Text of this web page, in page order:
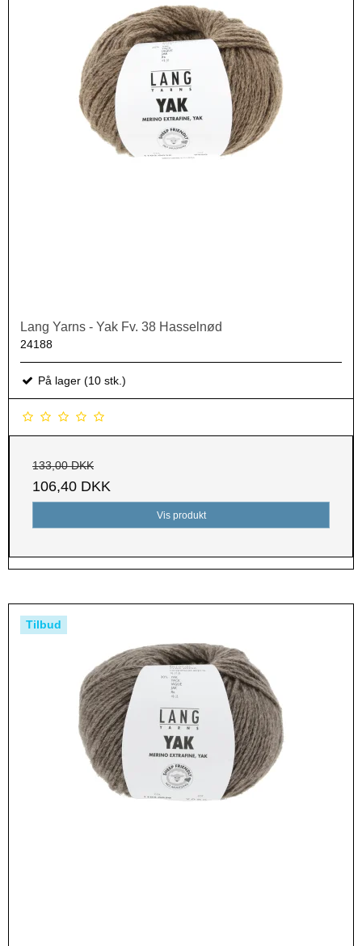
Lang Yarns - Yak Fv. 38 Hasselnød
24188
På lager (10 stk.)
133,00 DKK
106,40 DKK
Vis produkt
Tilbud